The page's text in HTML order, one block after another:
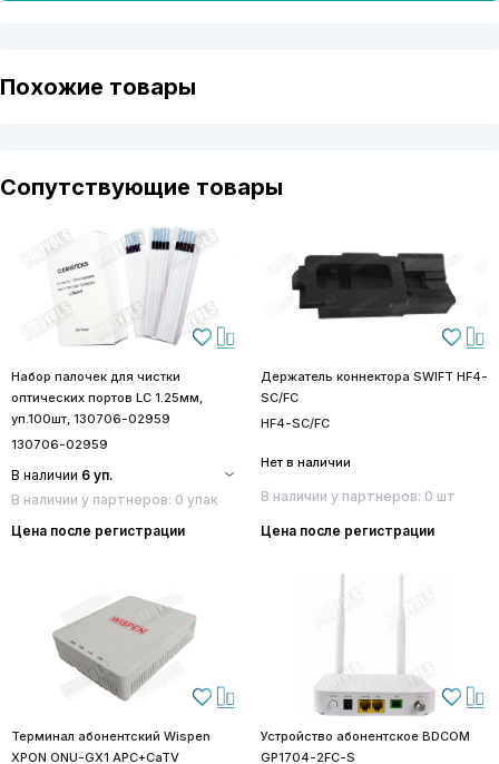
Похожие товары
Сопутствующие товары
Набор палочек для чистки
оптических портов LC 1.25мм,
уп.100шт, 130706-02959
130706-02959
В наличии 6 уп.
В наличии у партнеров: 0 упак
Цена после регистрации
Держатель коннектора SWIFT HF4-
SC/FC
HF4-SC/FC
Нет в наличии
В наличии у партнеров: 0 шт
Цена после регистрации
Терминал абонентский Wispen
XPON ONU-GX1 APC+CaTV
Устройство абонентское BDCOM
GP1704-2FC-S